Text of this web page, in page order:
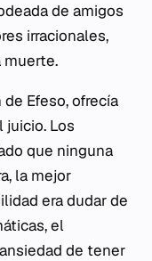
de amigos
irracionales,
muerte.
Efeso, ofrecía
juicio. Los
que ninguna
la mejor
era dudar de
el
de tener